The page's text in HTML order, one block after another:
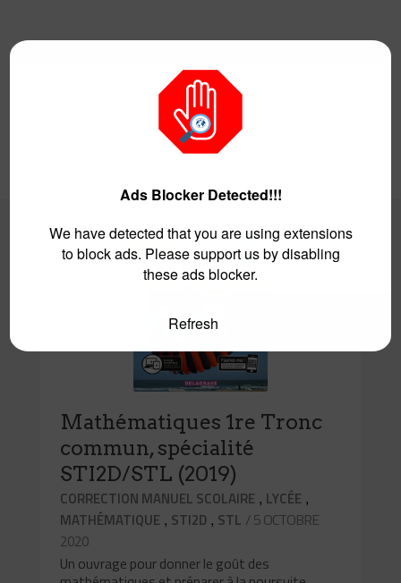
0
Mathématiques 1re Tronc
commun, spécialité
STI2D/STL (2019)
CORRECTION MANUEL SCOLAIRE , LYCÉE ,
MATHÉMATIQUE , STI2D , STL / 5 OCTOBRE
2020
Un ouvrage pour donner le goût des
Ads Blocker Detected!!!
We have detected that you are using extensions
to block ads. Please support us by disabling
these ads blocker.
Refresh